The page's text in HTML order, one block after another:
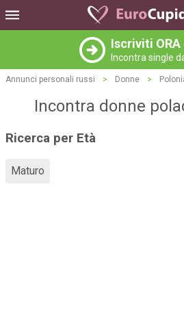
Iscriviti ORA
Incontra single
Annunci personali russi > Donne >
Incontra donne
Ricerca per Età
Maturo